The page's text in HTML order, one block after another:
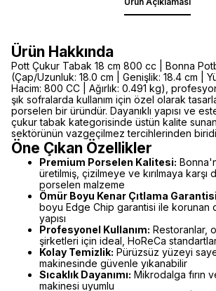
Ürün Hakkında
Pott Çukur Tabak 18 cm 800 cc | Bonna
(Çap/Uzunluk: 18.0 cm | Genişlik: 18.4 cm |
Hacim: 800 CC | Ağırlık: 0.491 kg),
şık sofralarda kullanım için özel olarak
porselen bir üründür. Dayanıklı yapısı ve
çukur tabak kategorisinde üstün kalite
sektörünün vazgeçilmez tercihlerinden
Öne Çıkan Özellikler
Premium Porselen Kalitesi:
üretilmiş, çizilmeye ve kırılmaya karşı
porselen malzeme
Ömür Boyu Kenar Çıtlama
boyu Edge Chip garantisi ile korunan
yapısı
Profesyonel Kullanım: Restoranlar,
şirketleri için ideal, HoReCa
Kolay Temizlik: Pürüzsüz yüzeyi
makinesinde güvenle yıkanabilir
Sıcaklık Dayanımı: Mikrodalga fırın
makinesi uyumlu